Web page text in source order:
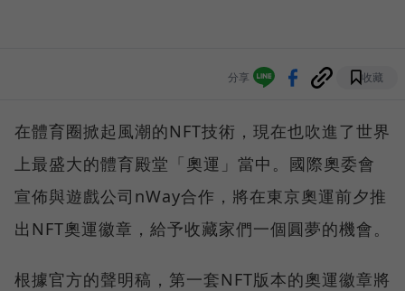
分享 收藏
在體育圈掀起風潮的NFT技術，現在也吹進了世界
上最盛大的體育殿堂「奧運」當中。國際奧委會
宣佈與遊戲公司nWay合作，將在東京奧運前夕推
出NFT奧運徽章，給予收藏家們一個圓夢的機會。
根據官方的聲明稿，第一套NFT版本的奧運徽章將